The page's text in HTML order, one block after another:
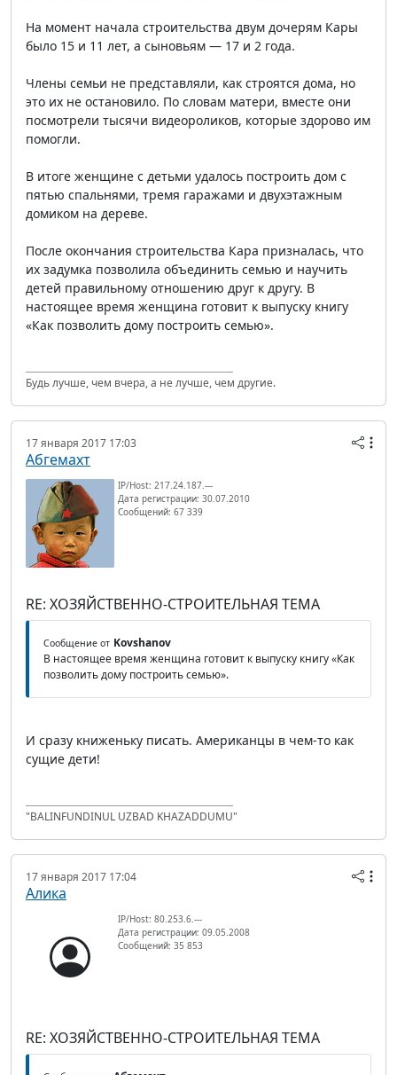
На момент начала строительства двум дочерям Кары
было 15 и 11 лет, а сыновьям — 17 и 2 года.
Члены семьи не представляли, как строятся дома, но
это их не остановило. По словам матери, вместе они
посмотрели тысячи видеороликов, которые здорово им
помогли.
В итоге женщине с детьми удалось построить дом с
пятью спальнями, тремя гаражами и двухэтажным
домиком на дереве.
После окончания строительства Кара призналась, что
их задумка позволила объединить семью и научить
детей правильному отношению друг к другу. В
настоящее время женщина готовит к выпуску книгу
«Как позволить дому построить семью».
Будь лучше, чем вчера, а не лучше, чем другие.
17 января 2017 17:03
Абгемахт
IP/Host: 217.24.187.---
Дата регистрации: 30.07.2010
Сообщений: 67 339
RE: ХОЗЯЙСТВЕННО-СТРОИТЕЛЬНАЯ ТЕМА
Сообщение от Kovshanov
В настоящее время женщина готовит к выпуску книгу «Как
позволить дому построить семью».
И сразу книженьку писать. Американцы в чем-то как
сущие дети!
"BALINFUNDINUL UZBAD KHAZADDUMU"
17 января 2017 17:04
Алика
IP/Host: 80.253.6.---
Дата регистрации: 09.05.2008
Сообщений: 35 853
RE: ХОЗЯЙСТВЕННО-СТРОИТЕЛЬНАЯ ТЕМА